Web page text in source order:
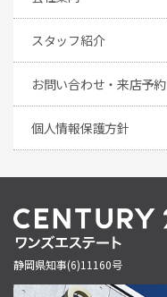
スタッフ紹介
お問い合わせ・来店予約
個人情報保護方針
静岡県知事(6)11160号